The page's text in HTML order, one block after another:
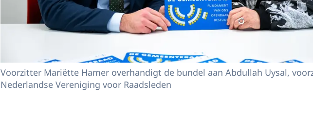
Voorzitter Mariëtte Hamer overhandigt de bundel aan Abdullah Uysal,
Nederlandse Vereniging voor Raadsleden